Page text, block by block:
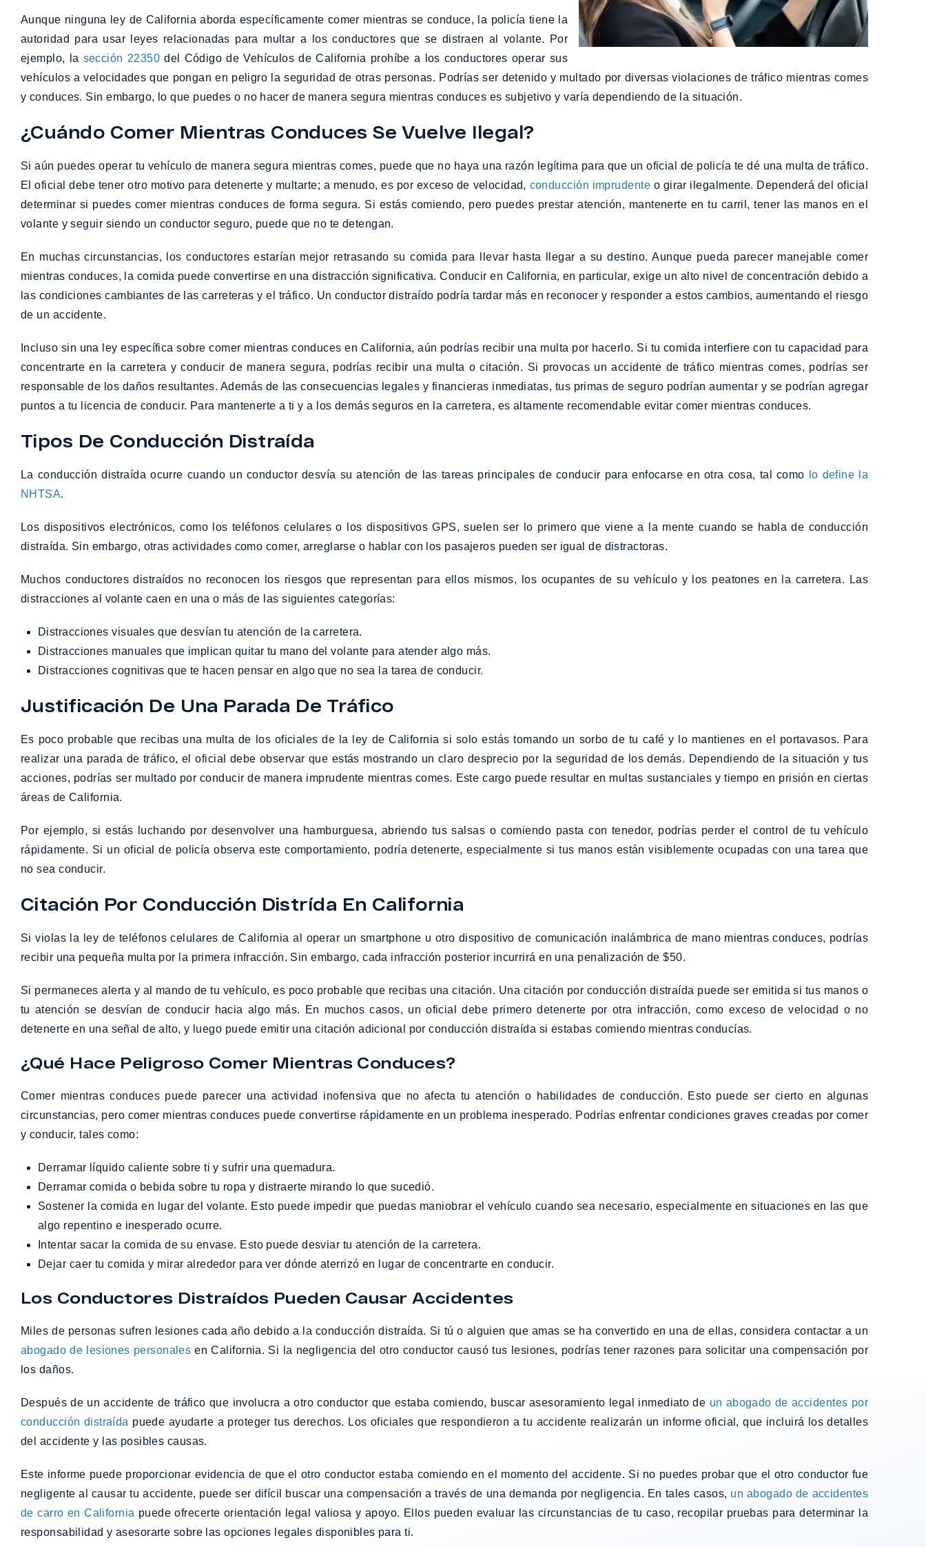
Aunque ninguna ley de California aborda específicamente comer mientras se conduce, la policía tiene la
autoridad para usar leyes relacionadas para multar a los conductores que se distraen al volante. Por
ejemplo, la sección 22350 del Código de Vehículos de California prohíbe a los conductores operar sus
vehículos a velocidades que pongan en peligro la seguridad de otras personas. Podrías ser detenido y multado por diversas violaciones de tráfico mientras comes
y conduces. Sin embargo, lo que puedes o no hacer de manera segura mientras conduces es subjetivo y varía dependiendo de la situación.
¿Cuándo Comer Mientras Conduces Se Vuelve Ilegal?
Si aún puedes operar tu vehículo de manera segura mientras comes, puede que no haya una razón legítima para que un oficial de policía te dé una multa de tráfico.
El oficial debe tener otro motivo para detenerte y multarte; a menudo, es por exceso de velocidad, conducción imprudente o girar ilegalmente. Dependerá del oficial
determinar si puedes comer mientras conduces de forma segura. Si estás comiendo, pero puedes prestar atención, mantenerte en tu carril, tener las manos en el
volante y seguir siendo un conductor seguro, puede que no te detengan.
En muchas circunstancias, los conductores estarían mejor retrasando su comida para llevar hasta llegar a su destino. Aunque pueda parecer manejable comer
mientras conduces, la comida puede convertirse en una distracción significativa. Conducir en California, en particular, exige un alto nivel de concentración debido a
las condiciones cambiantes de las carreteras y el tráfico. Un conductor distraído podría tardar más en reconocer y responder a estos cambios, aumentando el riesgo
de un accidente.
Incluso sin una ley específica sobre comer mientras conduces en California, aún podrías recibir una multa por hacerlo. Si tu comida interfiere con tu capacidad para
concentrarte en la carretera y conducir de manera segura, podrías recibir una multa o citación. Si provocas un accidente de tráfico mientras comes, podrías ser
responsable de los daños resultantes. Además de las consecuencias legales y financieras inmediatas, tus primas de seguro podrían aumentar y se podrían agregar
puntos a tu licencia de conducir. Para mantenerte a ti y a los demás seguros en la carretera, es altamente recomendable evitar comer mientras conduces.
Tipos De Conducción Distraída
La conducción distraída ocurre cuando un conductor desvía su atención de las tareas principales de conducir para enfocarse en otra cosa, tal como
lo define la
NHTSA.
Los dispositivos electrónicos, como los teléfonos celulares o los dispositivos GPS, suelen ser lo primero que viene a la mente cuando se habla de conducción
distraída. Sin embargo, otras actividades como comer, arreglarse o hablar con los pasajeros pueden ser igual de distractoras.
Muchos conductores distraídos no reconocen los riesgos que representan para ellos mismos, los ocupantes de su vehículo y los peatones en la carretera. Las
distracciones al volante caen en una o más de las siguientes categorías:
Distracciones visuales que desvían tu atención de la carretera.
Distracciones manuales que implican quitar tu mano del volante para atender algo más.
Distracciones cognitivas que te hacen pensar en algo que no sea la tarea de conducir.
Justificación De Una Parada De Tráfico
Es poco probable que recibas una multa de los oficiales de la ley de California si solo estás tomando un sorbo de tu café y lo mantienes en el portavasos. Para
realizar una parada de tráfico, el oficial debe observar que estás mostrando un claro desprecio por la seguridad de los demás. Dependiendo de la situación y tus
acciones, podrías ser multado por conducir de manera imprudente mientras comes. Este cargo puede resultar en multas sustanciales y tiempo en prisión en ciertas
áreas de California.
Por ejemplo, si estás luchando por desenvolver una hamburguesa, abriendo tus salsas o comiendo pasta con tenedor, podrías perder el control de tu vehículo
rápidamente. Si un oficial de policía observa este comportamiento, podría detenerte, especialmente si tus manos están visiblemente ocupadas con una tarea que
no sea conducir.
Citación Por Conducción Distrída En California
Si violas la ley de teléfonos celulares de California al operar un smartphone u otro dispositivo de comunicación inalámbrica de mano mientras conduces, podrías
recibir una pequeña multa por la primera infracción. Sin embargo, cada infracción posterior incurrirá en una penalización de $50.
Si permaneces alerta y al mando de tu vehículo, es poco probable que recibas una citación. Una citación por conducción distraída puede ser emitida si tus manos o
tu atención se desvían de conducir hacia algo más. En muchos casos, un oficial debe primero detenerte por otra infracción, como exceso de velocidad o no
detenerte en una señal de alto, y luego puede emitir una citación adicional por conducción distraída si estabas comiendo mientras conducías.
¿Qué Hace Peligroso Comer Mientras Conduces?
Comer mientras conduces puede parecer una actividad inofensiva que no afecta tu atención o habilidades de conducción. Esto puede ser cierto en algunas
circunstancias, pero comer mientras conduces puede convertirse rápidamente en un problema inesperado. Podrías enfrentar condiciones graves creadas por comer
y conducir, tales como:
Derramar líquido caliente sobre ti y sufrir una quemadura.
Derramar comida o bebida sobre tu ropa y distraerte mirando lo que sucedió.
Sostener la comida en lugar del volante. Esto puede impedir que puedas maniobrar el vehículo cuando sea necesario, especialmente en situaciones en las que
algo repentino e inesperado ocurre.
Intentar sacar la comida de su envase. Esto puede desviar tu atención de la carretera.
Dejar caer tu comida y mirar alrededor para ver dónde aterrizó en lugar de concentrarte en conducir.
Los Conductores Distraídos Pueden Causar Accidentes
Miles de personas sufren lesiones cada año debido a la conducción distraída. Si tú o alguien que amas se ha convertido en una de ellas, considera contactar a un
abogado de lesiones personales en California. Si la negligencia del otro conductor causó tus lesiones, podrías tener razones para solicitar una compensación por
los daños.
Después de un accidente de tráfico que involucra a otro conductor que estaba comiendo, buscar asesoramiento legal inmediato de un abogado de accidentes por
conducción distraída puede ayudarte a proteger tus derechos. Los oficiales que respondieron a tu accidente realizarán un informe oficial, que incluirá los detalles
del accidente y las posibles causas.
Este informe puede proporcionar evidencia de que el otro conductor estaba comiendo en el momento del accidente. Si no puedes probar que el otro conductor fue
negligente al causar tu accidente, puede ser difícil buscar una compensación a través de una demanda por negligencia. En tales casos, un abogado de accidentes
de carro en California puede ofrecerte orientación legal valiosa y apoyo. Ellos pueden evaluar las circunstancias de tu caso, recopilar pruebas para determinar la
responsabilidad y asesorarte sobre las opciones legales disponibles para ti.